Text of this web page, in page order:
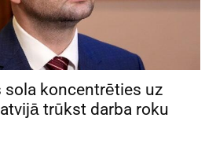
koncentrēties uz
trūkst darba roku